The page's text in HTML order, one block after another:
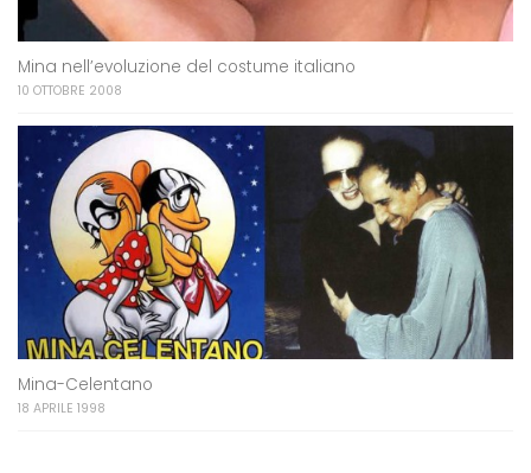
Mina nell’evoluzione del costume italiano
10 OTTOBRE 2008
Mina-Celentano
18 APRILE 1998